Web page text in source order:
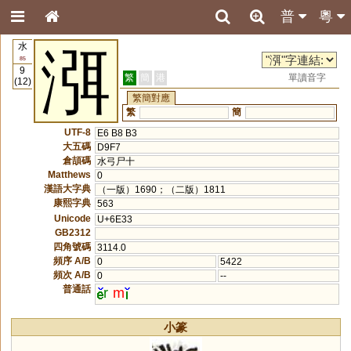
粵
普
水
85
9
(12)
渳 繁 簡 港
單讀音字
繁簡對應
繁
簡
UTF-8
E6 B8 B3
大五碼
D9F7
倉頡碼 水弓尸十
Matthews
0
漢語大字典
（一版）1690；（二版）1811
康熙字典 563
Unicode
U+6E33
GB2312
四角號碼 3114.0
頻序 A/B
0
5422
頻次 A/B
0
--
普通話
r m
小篆